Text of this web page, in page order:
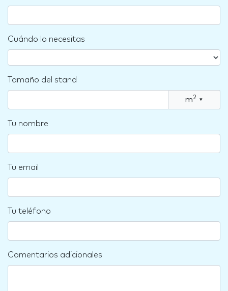
Cuándo lo necesitas
Tamaño del stand
m2 ▾
Tu nombre
Tu email
Tu teléfono
Comentarios adicionales